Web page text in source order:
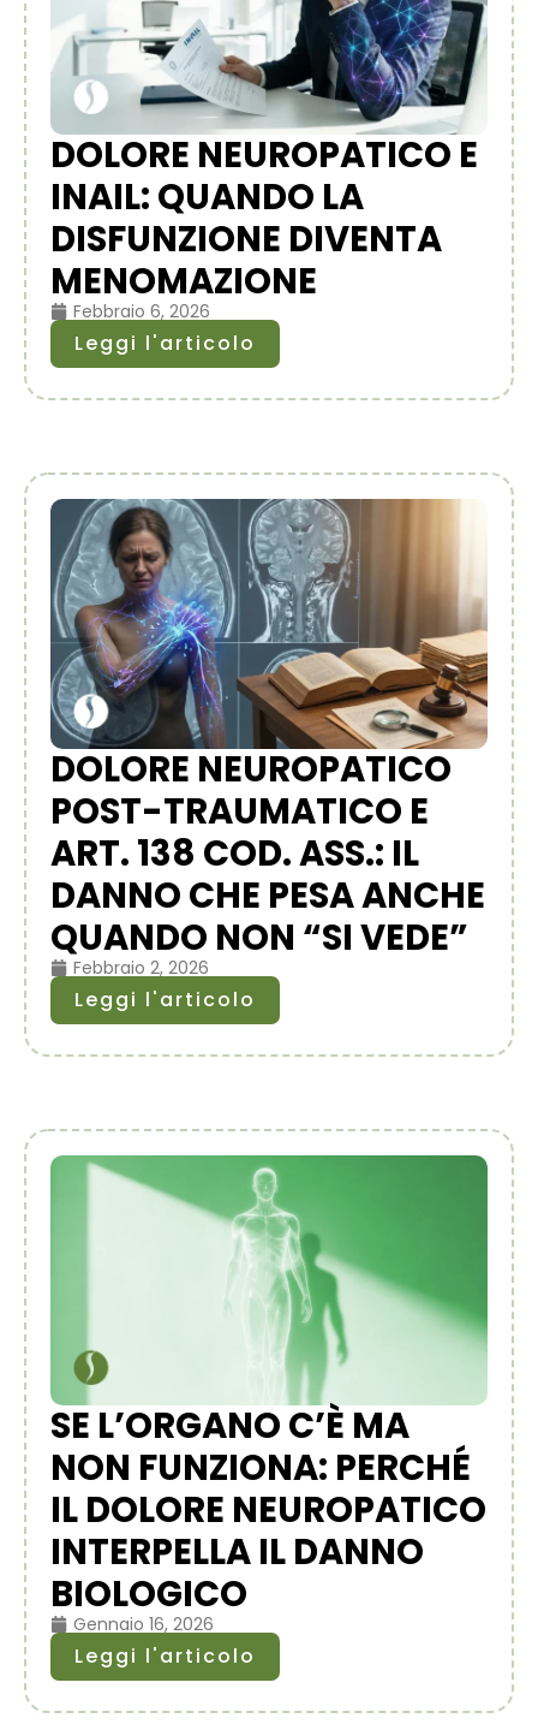
DOLORE NEUROPATICO E
INAIL: QUANDO LA
DISFUNZIONE DIVENTA
MENOMAZIONE
Febbraio 6, 2026
Leggi l'articolo
DOLORE NEUROPATICO
POST-TRAUMATICO E
ART. 138 COD. ASS.: IL
DANNO CHE PESA ANCHE
QUANDO NON “SI VEDE”
Febbraio 2, 2026
Leggi l'articolo
SE L’ORGANO C’È MA
NON FUNZIONA: PERCHÉ
IL DOLORE NEUROPATICO
INTERPELLA IL DANNO
BIOLOGICO
Gennaio 16, 2026
Leggi l'articolo